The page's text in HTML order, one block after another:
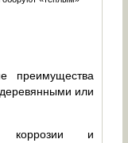
преимущества
или
коррозии и